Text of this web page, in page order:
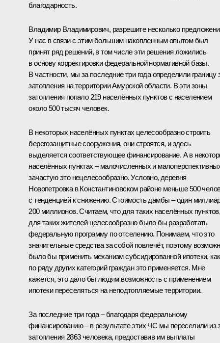
благодарность.
Владимир Владимирович, разрешите несколько
У нас в связи с этим большим накопленным опытом был
принят ряд решений, в том числе эти решения ложились
в основу корректировки федеральной нормативной базы.
В частности, мы за последние три года определили границу
затопления на территории Амурской области. В эти зоны
затопления попало 219 населённых пунктов с населением
около 500 тысяч человек.
В некоторых населённых пунктах целесообразно строить
берегозащитные сооружения, они строятся, и здесь
выделяется соответствующее финансирование. А в
населённых пунктах – малочисленных и
зачастую это нецелесообразно. Условно, деревня
Новопетровка в Константиновском районе меньше 500
с тенденцией к снижению. Стоимость дамбы – один
200 миллионов. Считаем, что для таких населённых
для таких жителей целесообразно было бы разработать
федеральную программу по отселению. Понимаем, что это
значительные средства за собой повлечёт, поэтому
было бы применить механизм субсидированной ипотеки, как
по ряду других категорий граждан это применяется. Мне
кажется, это дало бы людям возможность с применением
ипотеки переселяться на неподтопляемые территории.
За последние три года – благодаря федеральному
финансированию – в результате этих ЧС мы переселили из
затопления 2863 человека, предоставив им выплаты